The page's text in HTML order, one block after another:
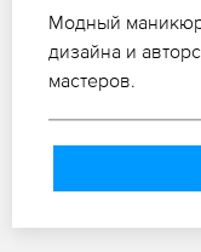
Модный
дизайна и
мастеров.